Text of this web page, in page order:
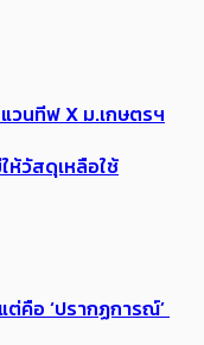
แวนทีฟ X ม.เกษตรฯ
วัสดุเหลือใช้
คือ ‘ปรากฏการณ์’